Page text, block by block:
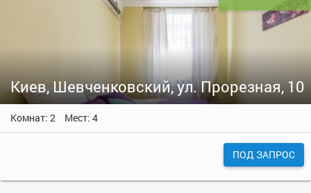
Киев, Шевченковский, ул. Прорезная, 10
Комнат: 2 Мест: 4
ПОД ЗАПРОС